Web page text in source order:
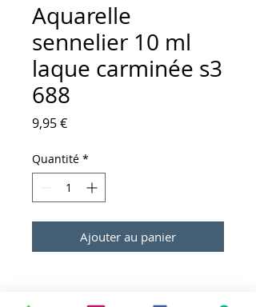
Aquarelle
sennelier 10 ml
laque carminée s3
688
9,95 €Prix
Quantité *
Ajouter au panier